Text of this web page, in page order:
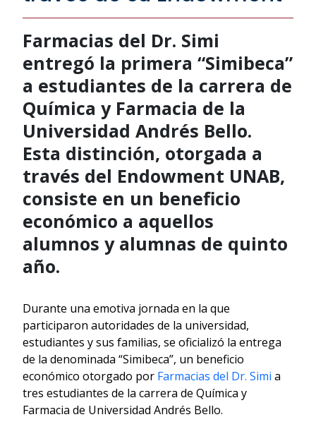
Farmacias del Dr. Simi
entregó la primera “Simibeca”
a estudiantes de la carrera de
Química y Farmacia de la
Universidad Andrés Bello.
Esta distinción, otorgada a
través del Endowment UNAB,
consiste en un beneficio
económico a aquellos
alumnos y alumnas de quinto
año.
Durante una emotiva jornada en la que
participaron autoridades de la universidad,
estudiantes y sus familias, se oficializó la entrega
de la denominada “Simibeca”, un beneficio
económico otorgado por Farmacias del Dr. Simi a
tres estudiantes de la carrera de Química y
Farmacia de Universidad Andrés Bello.